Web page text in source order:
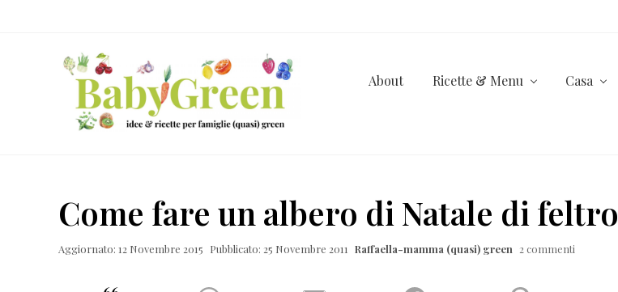
ricette
per
About Ricette & Menu Casa
Come fare un albero di Natale di feltro
Aggiornato: 12 Novembre 2015 Pubblicato: 25 Novembre 2011 Raffaella-mamma (quasi) green 2 commenti